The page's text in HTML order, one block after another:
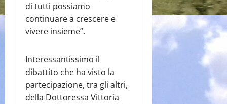
di tutti possiamo
continuare a crescere e
vivere insieme”.
Interessantissimo il
dibattito che ha visto la
partecipazione, tra gli altri,
della Dottoressa Vittoria